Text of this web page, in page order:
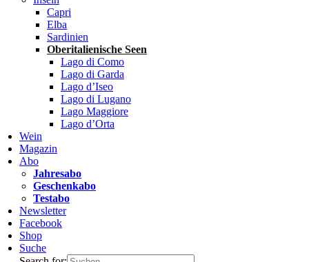
Capri
Elba
Sardinien
Oberitalienische Seen
Lago di Como
Lago di Garda
Lago d’Iseo
Lago di Lugano
Lago Maggiore
Lago d’Orta
Wein
Magazin
Abo
Jahresabo
Geschenkabo
Testabo
Newsletter
Facebook
Shop
Suche